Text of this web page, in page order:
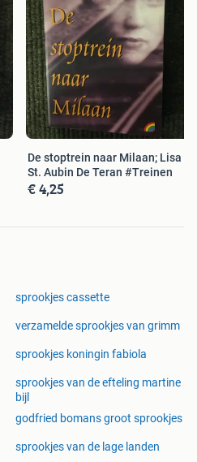
De stoptrein naar Milaan; Lisa
St. Aubin De Teran #Treinen
€ 4,25
sprookjes cassette
verzamelde sprookjes van grimm
sprookjes koningin fabiola
sprookjes van de efteling martine
bijl
godfried bomans groot sprookjes
sprookjes van de lage landen